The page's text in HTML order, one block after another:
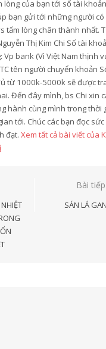
lòng của bạn tới số tài
bạn gửi tới những người
tấm lòng chân thành nhất.
Thị Kim Chi Số tài
Vp bank (Vì Việt Nam thịnh
tên người chuyển khoản
từ 1000k-5000k sẽ được
Đến đây mình, bs Chi xin
hành cùng mình trong thời
tới. Chúc các bạn đọc
đạt. Xem tất cả bài viết của
Bài
SÁN LÁ